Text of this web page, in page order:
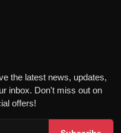
the latest news, updates,
inbox. Don't miss out on
offers!